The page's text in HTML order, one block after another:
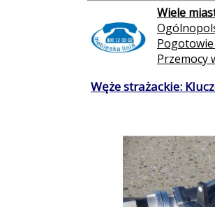
Wiele
Przemocy
Węże strażackie: